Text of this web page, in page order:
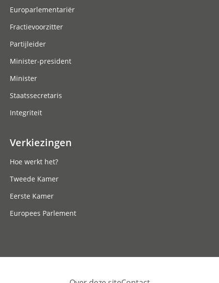
Europarlementariër
Fractievoorzitter
Partijleider
Minister-president
Minister
Staatssecretaris
Integriteit
Verkiezingen
Hoe werkt het?
Tweede Kamer
Eerste Kamer
Europees Parlement